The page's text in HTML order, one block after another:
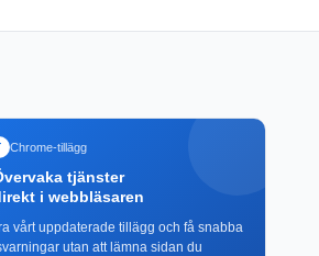
Chrome-tillägg
tjänster
i webbläsaren
vårt uppdaterade tillägg och få snabba
utan att lämna sidan du